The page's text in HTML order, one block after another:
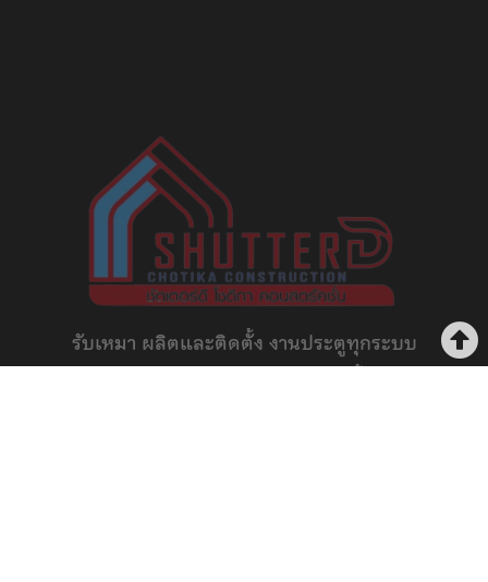
รับเหมา ผลิตและติดตั้ง งานประตูทุกระบบ
งานประตูยืด ลิฟท์ และประตูรั้ว